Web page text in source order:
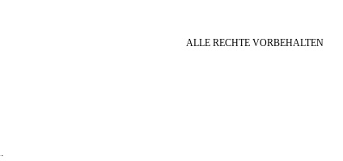
ALLE RECHTE VORBEHALTEN